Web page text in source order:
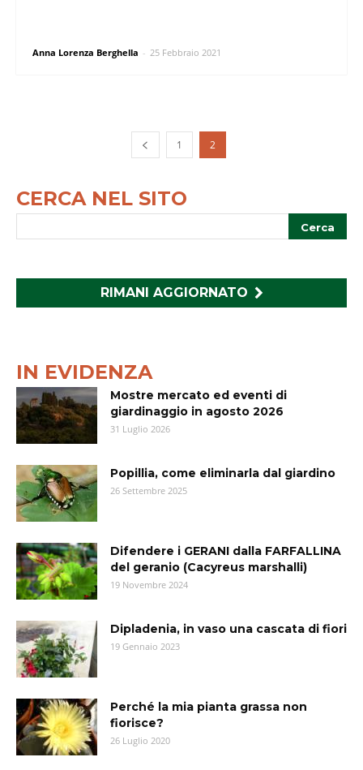
Anna Lorenza Berghella - 25 Febbraio 2021
1 2
CERCA NEL SITO
RIMANI AGGIORNATO
IN EVIDENZA
Mostre mercato ed eventi di
giardinaggio in agosto 2026
31 Luglio 2026
Popillia, come eliminarla dal giardino
26 Settembre 2025
Difendere i GERANI dalla FARFALLINA
del geranio (Cacyreus marshalli)
19 Novembre 2024
Dipladenia, in vaso una cascata di fiori
19 Gennaio 2023
Perché la mia pianta grassa non
fiorisce?
26 Luglio 2020